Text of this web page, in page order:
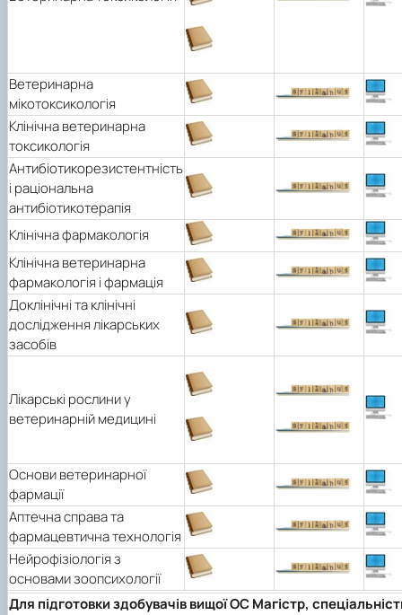
Ветеринарна
мікотоксикологія
Клінічна ветеринарна
токсикологія
Антибіотикорезистентність
і раціональна
антибіотикотерапія
Клінічна фармакологія
Клінічна ветеринарна
фармакологія і фармація
Доклінічні та клінічні
дослідження лікарських
засобів
Лікарські рослини у
ветеринарній медицині
Основи ветеринарної
фармації
Аптечна справа та
фармацевтична технологія
Нейрофізіологія з
основами зоопсихології
Для підготовки здобувачів вищої ОС Магістр,